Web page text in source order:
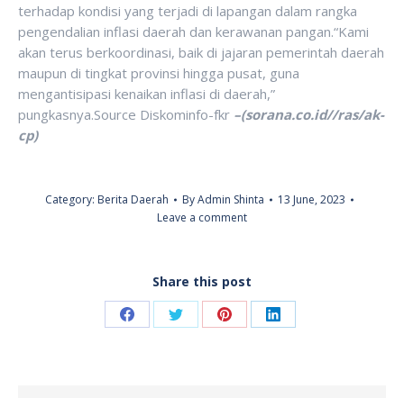
terhadap kondisi yang terjadi di lapangan dalam rangka
pengendalian inflasi daerah dan kerawanan pangan.“Kami
akan terus berkoordinasi, baik di jajaran pemerintah daerah
maupun di tingkat provinsi hingga pusat, guna
mengantisipasi kenaikan inflasi di daerah,”
pungkasnya.Source Diskominfo-fkr –(sorana.co.id//ras/ak-
cp)
Category: Berita Daerah ByAdmin Shinta
13 June, 2023
Leave a comment
Share this post
Share Share Share Share